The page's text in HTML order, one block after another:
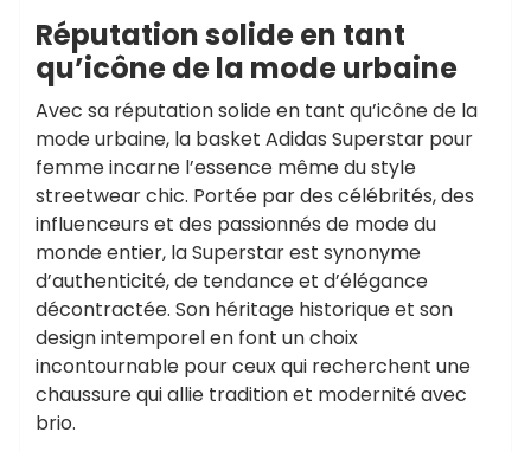
Réputation solide en tant
qu’icône de la mode urbaine
Avec sa réputation solide en tant qu’icône de la
mode urbaine, la basket Adidas Superstar pour
femme incarne l’essence même du style
streetwear chic. Portée par des célébrités, des
influenceurs et des passionnés de mode du
monde entier, la Superstar est synonyme
d’authenticité, de tendance et d’élégance
décontractée. Son héritage historique et son
design intemporel en font un choix
incontournable pour ceux qui recherchent une
chaussure qui allie tradition et modernité avec
brio.